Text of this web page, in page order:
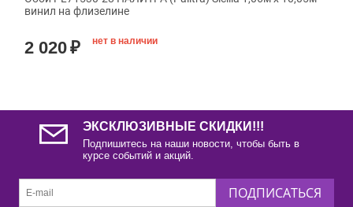
винил на флизелине
2 020₽ нет в наличии
ЭКСКЛЮЗИВНЫЕ СКИДКИ!!!
Подпишитесь на наши новости, чтобы быть в
курсе событий и акций.
ПОДПИСАТЬСЯ